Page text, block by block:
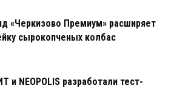
«Черкизово Премиум» расширяет
сырокопченых колбас
и NEOPOLIS разработали тест-